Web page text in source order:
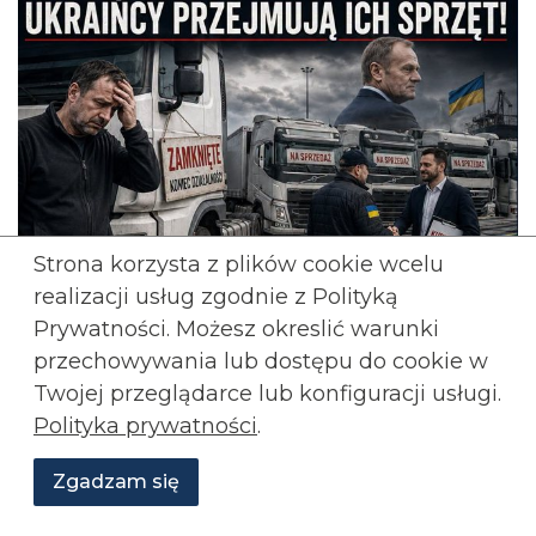
Strona korzysta z plików cookie wcelu
realizacji usług zgodnie z Polityką
Prywatności. Możesz okreslić warunki
przechowywania lub dostępu do cookie w
Twojej przeglądarce lub konfiguracji usługi.
Polityka prywatności.
Zgadzam się